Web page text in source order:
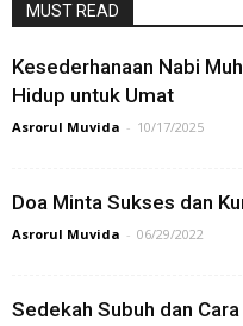
MUST READ
Kesederhanaan Nabi
Hidup untuk Umat
Asrorul Muvida - 10/17/2025
Doa Minta Sukses dan
Asrorul Muvida - 06/29/2022
Sedekah Subuh dan